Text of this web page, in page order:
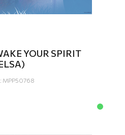
YOUR SPIRIT
MPP50768